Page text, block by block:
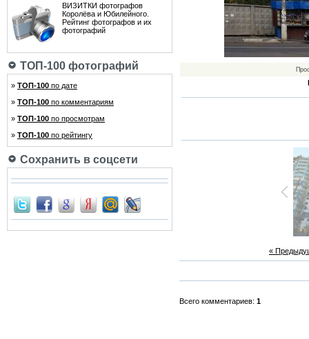
ВИЗИТКИ фотографов
Королёва и Юбилейного.
Рейтинг фотографов и их
фотографий
ТОП-100 фотографий
» ТОП-100 по дате
» ТОП-100 по комментариям
» ТОП-100 по просмотрам
» ТОП-100 по рейтингу
Сохранить в соцсети
«
Всего комментариев: 1